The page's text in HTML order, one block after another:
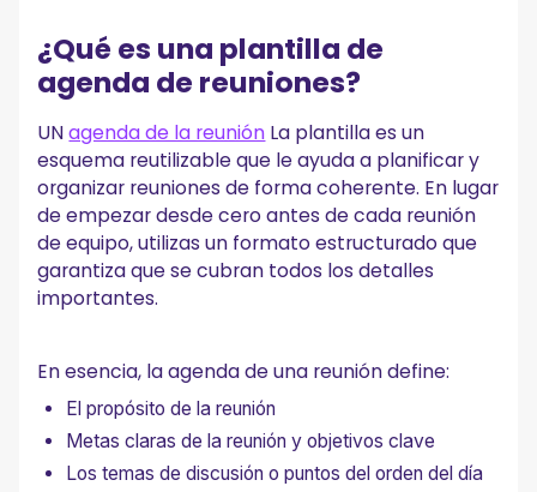
5. Cierre cada reunión con los próximos pasos claros
Tipos de reuniones y cómo debe adaptarse su
Agenda de la reunión del equipo
Reuniones de ventas
Reuniones de personal
Agenda de la reunión de la junta
Reuniones de lanzamiento del proyecto
De las reuniones al impulso
¿Cuáles son las 4 P de la agenda de una reunión?
¿Qué es la regla 40/20/40 para las reuniones?
¿Qué es una plantilla de
agenda de reuniones?
UNagenda de la reunión La plantilla es un
esquema reutilizable que le ayuda a planificar y
organizar reuniones de forma coherente. En lugar
de empezar desde cero antes de cada reunión
de equipo, utilizas un formato estructurado que
garantiza que se cubran todos los detalles
importantes.
En esencia, la agenda de una reunión define:
El propósito de la reunión
Metas claras de la reunión y objetivos clave
Los temas de discusión o puntos del orden del día